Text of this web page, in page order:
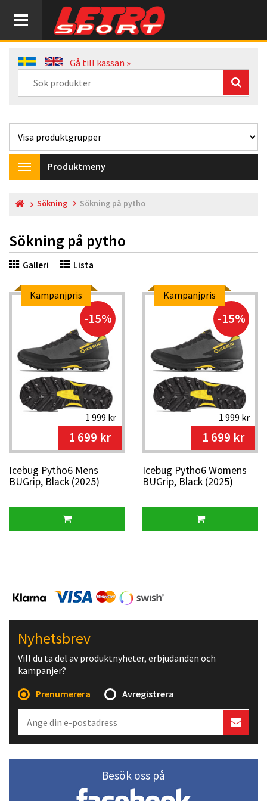
Gå till kassan »
Toggle
navigation
Produktmeny
Sökning Sökning på pytho
Sökning på pytho
Galleri Lista
Kampanjpris
-15%
1 999 kr
1 699 kr
Icebug Pytho6 Mens
BUGrip, Black (2025)
Kampanjpris
-15%
1 999 kr
1 699 kr
Icebug Pytho6 Womens
BUGrip, Black (2025)
Nyhetsbrev
Vill du ta del av produktnyheter, erbjudanden och
kampanjer?
Prenumerera
Avregistrera
Besök oss på